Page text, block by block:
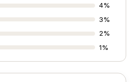
4%
3%
2%
1%